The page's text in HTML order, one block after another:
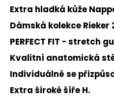
Extra hladká kůže
Dámská kolekce Rieker
PERFECT FIT - stretch
Kvalitní anatomická
Individuálně se
Extra široké šíře H.
HLEDAT
o
p
r